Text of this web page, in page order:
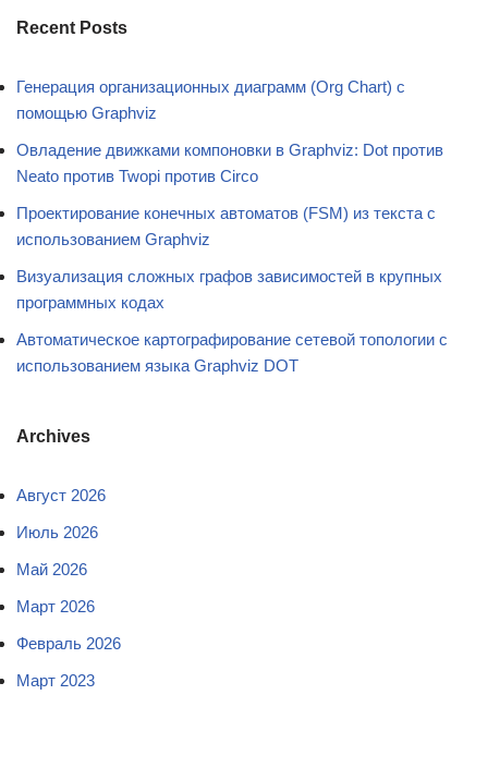
Recent Posts
Генерация организационных диаграмм (Org Chart) с
помощью Graphviz
Овладение движками компоновки в Graphviz: Dot против
Neato против Twopi против Circo
Проектирование конечных автоматов (FSM) из текста с
использованием Graphviz
Визуализация сложных графов зависимостей в крупных
программных кодах
Автоматическое картографирование сетевой топологии с
использованием языка Graphviz DOT
Archives
Август 2026
Июль 2026
Май 2026
Март 2026
Февраль 2026
Март 2023